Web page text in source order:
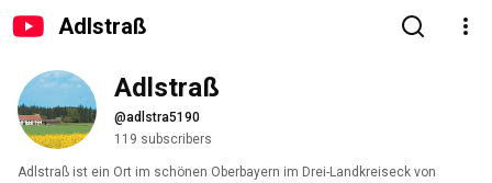
Adlstraß
Adlstraß
@adlstra5190
119 subscribers
Adlstraß ist ein Ort im schönen Oberbayern im Drei-Landkreiseck von